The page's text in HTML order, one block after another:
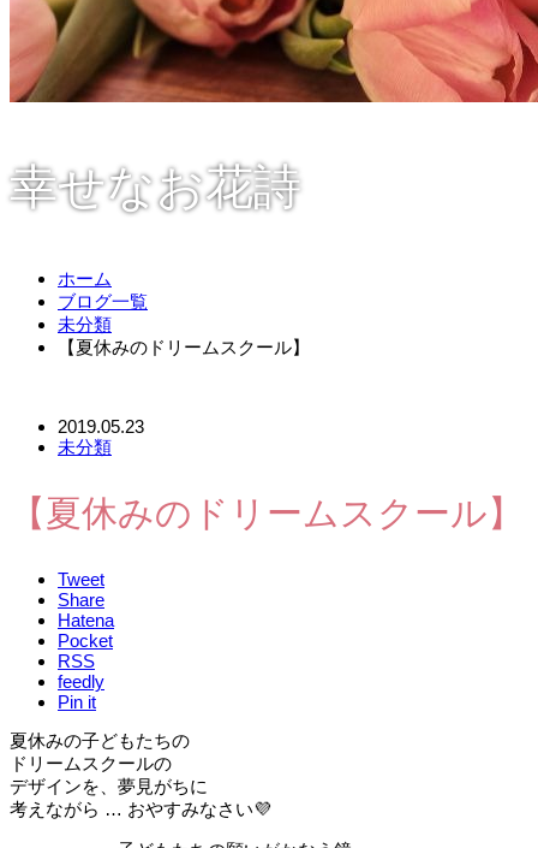
幸せなお花詩
ホーム
ブログ一覧
未分類
【夏休みのドリームスクール】
2019.05.23
未分類
【夏休みのドリームスクール】
Tweet
Share
Hatena
Pocket
RSS
feedly
Pin it
夏休みの子どもたちの
ドリームスクールの
デザインを、夢見がちに
考えながら … おやすみなさい💜